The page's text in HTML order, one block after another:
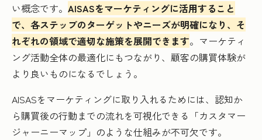
い概念です。 AISASをマーケティングに活用すること
で、各ステップのターゲットやニーズが明確になり、そ
れぞれの領域で適切な施策を展開できます。マーケティ
ング活動全体の最適化にもつながり、顧客の購買体験が
より良いものになるでしょう。
AISASをマーケティングに取り入れるためには、認知か
ら購買後の行動までの流れを可視化できる「カスタマー
ジャーニーマップ」のような仕組みが不可欠です。